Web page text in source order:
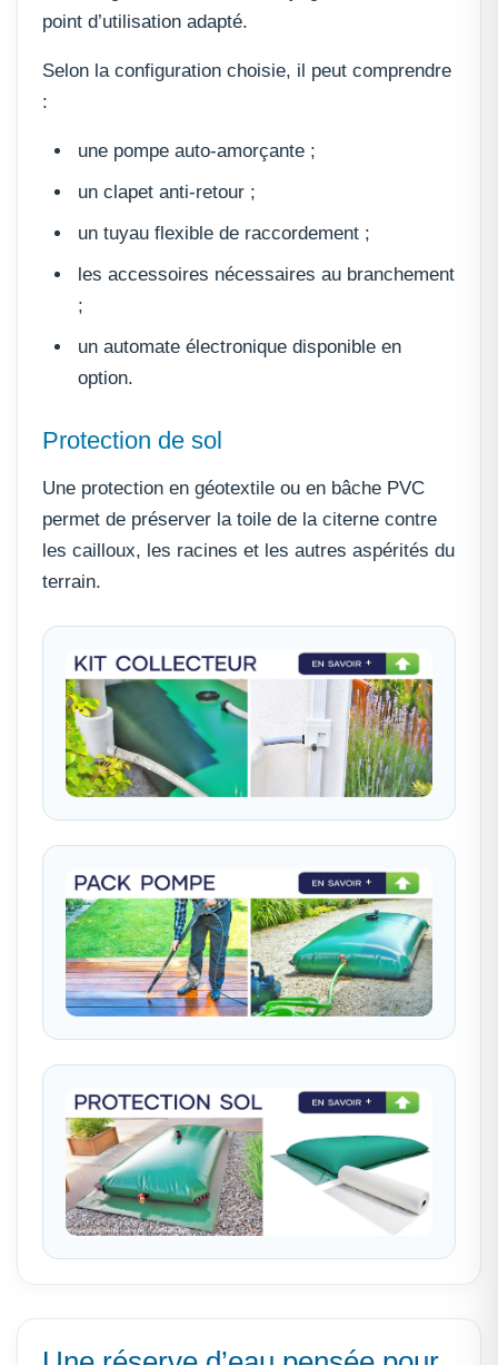
point d’utilisation adapté.
Selon la configuration choisie, il peut comprendre
:
une pompe auto-amorçante ;
un clapet anti-retour ;
un tuyau flexible de raccordement ;
les accessoires nécessaires au branchement
;
un automate électronique disponible en
option.
Protection de sol
Une protection en géotextile ou en bâche PVC
permet de préserver la toile de la citerne contre
les cailloux, les racines et les autres aspérités du
terrain.